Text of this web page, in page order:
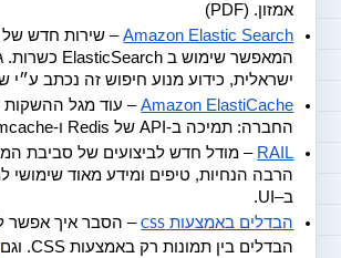
אמזון. (PDF)
Amazon Elastic Search
ישראלית, כידוע מנוע חיפוש זה נכתב ע״י
Amazon ElastiCache
החברה: תמיכה ב-API של Redis ו-Memcache.
RAIL
ב–UI.
הבדלים באמצעות CSS
הבדלים בין תמונות רק באמצעות CSS. וגם